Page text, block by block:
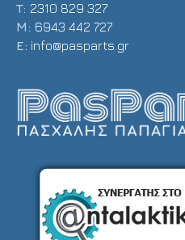
T: 2310 829 327
Μ: 6943 442 727
E: info@pasparts.gr